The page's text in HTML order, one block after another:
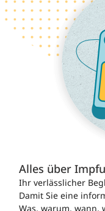
Alles über
Ihr verlässlicher
Damit Sie eine
Was, warum, wann,